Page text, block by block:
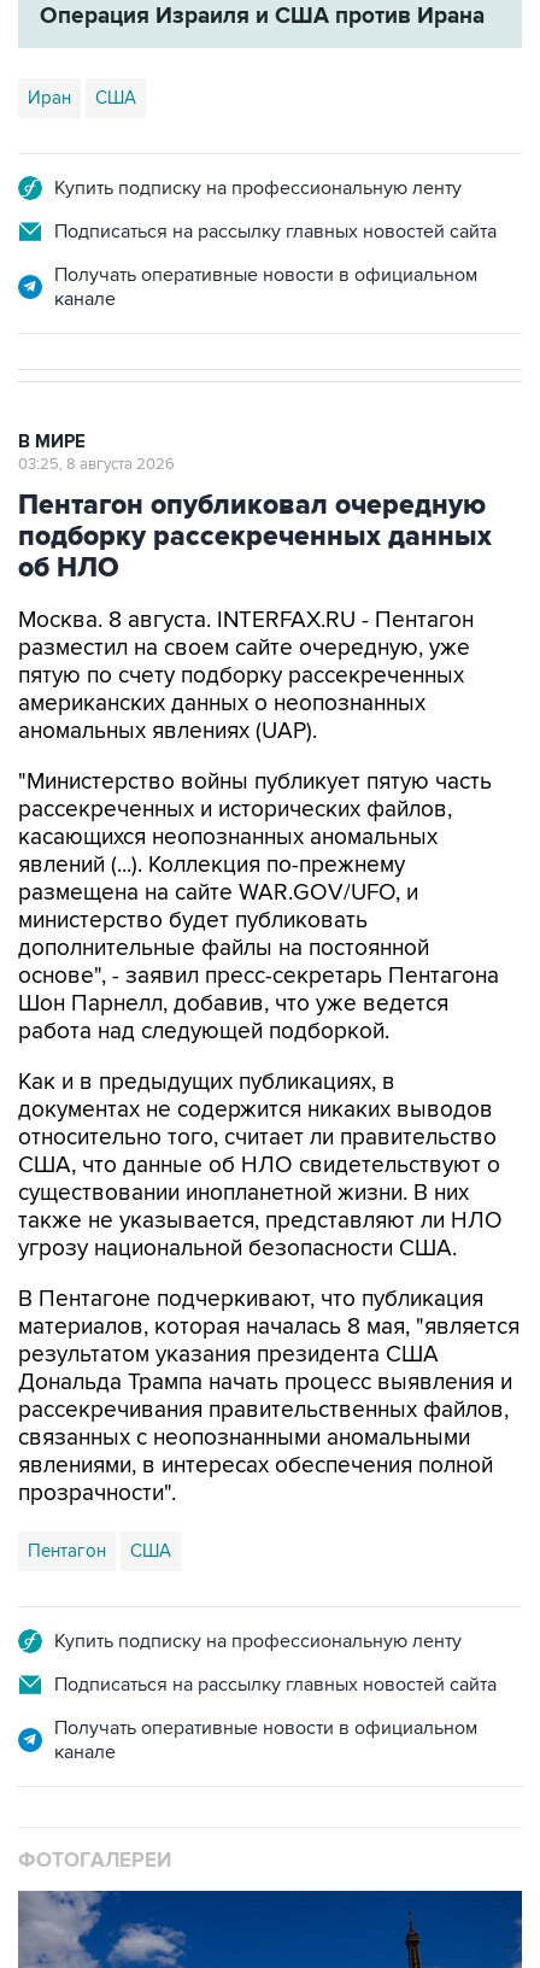
Операция Израиля и США против Ирана
Иран США
Купить подписку на профессиональную ленту
Подписаться на рассылку главных новостей сайта
Получать оперативные новости в официальном
канале
В МИРЕ
03:25, 8 августа 2026
Пентагон опубликовал очередную
подборку рассекреченных данных
об НЛО
Москва. 8 августа. INTERFAX.RU - Пентагон
разместил на своем сайте очередную, уже
пятую по счету подборку рассекреченных
американских данных о неопознанных
аномальных явлениях (UAP).
"Министерство войны публикует пятую часть
рассекреченных и исторических файлов,
касающихся неопознанных аномальных
явлений (...). Коллекция по-прежнему
размещена на сайте WAR.GOV/UFO, и
министерство будет публиковать
дополнительные файлы на постоянной
основе", - заявил пресс-секретарь Пентагона
Шон Парнелл, добавив, что уже ведется
работа над следующей подборкой.
Как и в предыдущих публикациях, в
документах не содержится никаких выводов
относительно того, считает ли правительство
США, что данные об НЛО свидетельствуют о
существовании инопланетной жизни. В них
также не указывается, представляют ли НЛО
угрозу национальной безопасности США.
В Пентагоне подчеркивают, что публикация
материалов, которая началась 8 мая, "является
результатом указания президента США
Дональда Трампа начать процесс выявления и
рассекречивания правительственных файлов,
связанных с неопознанными аномальными
явлениями, в интересах обеспечения полной
прозрачности".
Пентагон США
Купить подписку на профессиональную ленту
Подписаться на рассылку главных новостей сайта
Получать оперативные новости в официальном
канале
ФОТОГАЛЕРЕИ